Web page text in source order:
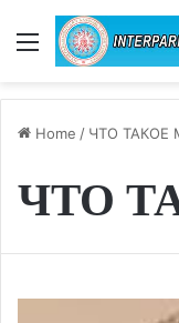
Menu
Home / ЧТО ТАКОЕ
ЧТО